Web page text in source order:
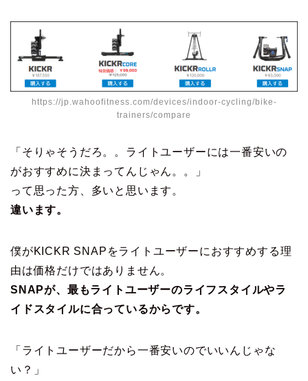
https://jp.wahoofitness.com/devices/indoor-cycling/bike-
trainers/compare
「そりゃそうだろ。。ライトユーザーには一番安いの
がおすすめに決まってんじゃん。。」
って思った方、多いと思います。
違います。
僕がKICKR SNAPをライトユーザーにおすすめする理
由は価格だけではありません。
SNAPが、最もライトユーザーのライフスタイルやラ
イドスタイルに合っているからです。
「ライトユーザーだから一番安いのでいいんじゃな
い？」